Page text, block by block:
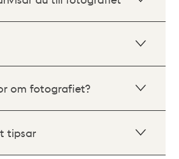
om fotografiet?
tipsar